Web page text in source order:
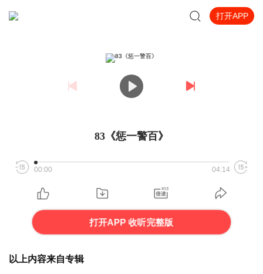
打开APP
83《惩一警百》
00:00 04:14
打开APP 收听完整版
以上内容来自专辑